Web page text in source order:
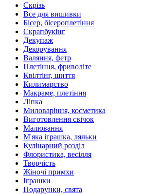
Скрізь
Все для вишивки
Бісер, бісероплетіння
Скрапбукінг
Декупаж
Декорування
Валяння, фетр
Плетіння, фриволіте
Квілтінг, шиття
Килимарство
Макраме, плетіння
Ліпка
Миловаріння, косметика
Виготовлення свічок
Малювання
М'яка іграшка, ляльки
Кулінарний розділ
Флористика, весілля
Творчість
Жіночі примхи
Іграшки
Подарунки, свята